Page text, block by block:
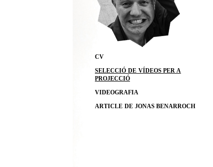
CV
SELECCIÓ DE VÍDEOS PER A
PROJECCIÓ
VIDEOGRAFIA
ARTICLE DE JONAS BENARROCH